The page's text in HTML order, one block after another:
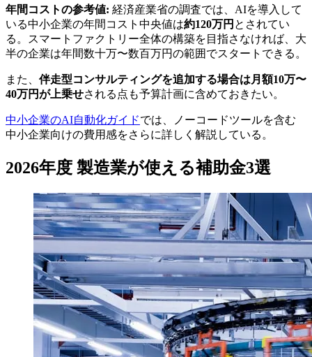
年間コストの参考値: 経済産業省の調査では、AIを導入して
いる中小企業の年間コスト中央値は約120万円 とされてい
る。スマートファクトリー全体の構築を目指さなければ、大
半の企業は年間数十万〜数百万円の範囲でスタートできる。
また、 伴走型コンサルティングを追加する場合は月額10万〜
40万円が上乗せされる点も予算計画に含めておきたい。
中小企業のAI自動化ガイドでは、ノーコードツールを含む
中小企業向けの費用感をさらに詳しく解説している。
2026年度 製造業が使える補助金3選